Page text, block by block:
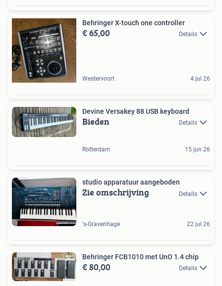
Behringer X-touch one controller
€ 65,00 Details
Westervoort 4 jul 26
Devine Versakey 88 USB keyboard
Bieden Details
Rotterdam 15 jun 26
studio apparatuur aangeboden
Zie omschrijving Details
's-Gravenhage 22 jul 26
Behringer FCB1010 met UnO 1.4 chip
€ 80,00 Details